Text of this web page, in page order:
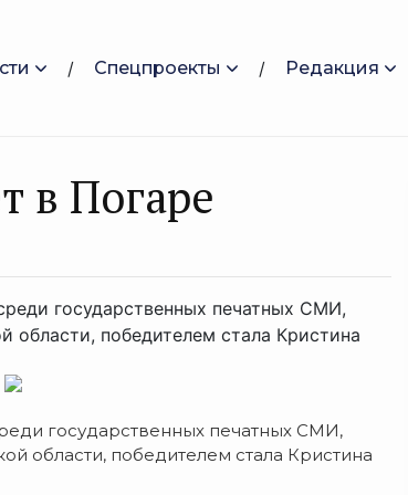
Спецпроекты Редакция
в Погаре
государственных печатных СМИ,
области, победителем стала Кристина
государственных печатных СМИ,
области, победителем стала Кристина